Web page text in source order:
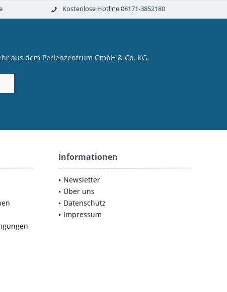
Kostenlose Hotline 08171-3852180
aus dem Perlenzentrum GmbH & Co. KG.
Informationen
Newsletter
Über uns
Datenschutz
Impressum